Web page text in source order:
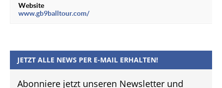
Website
www.gb9balltour.com/
JETZT ALLE NEWS PER E-MAIL ERHALTEN!
Abonniere jetzt unseren Newsletter und